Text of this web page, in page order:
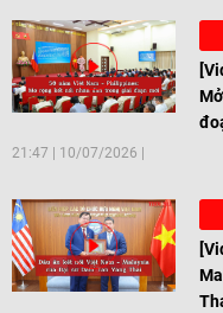
21:47 10/07/2026